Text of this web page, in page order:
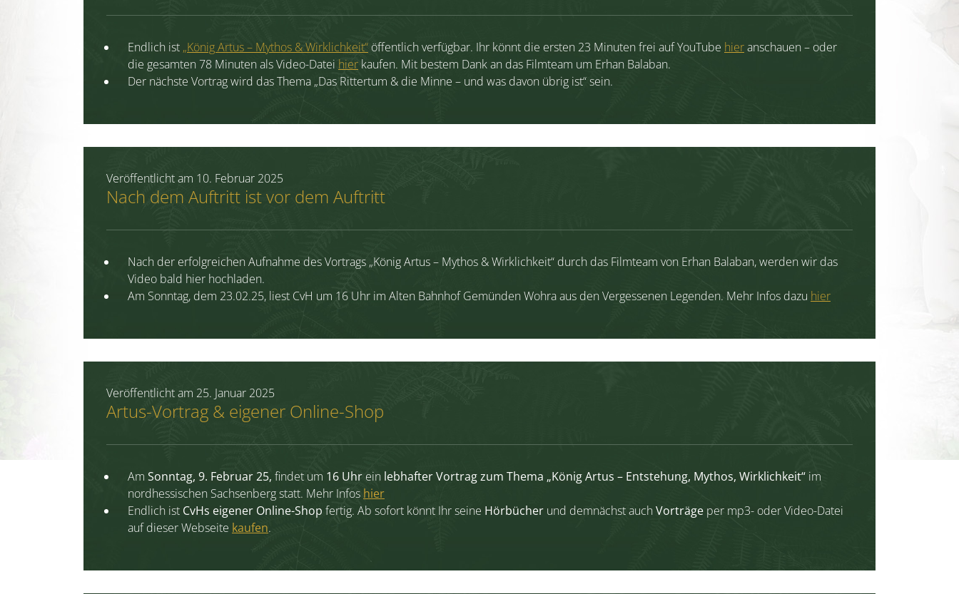
Endlich ist „König Artus – Mythos & Wirklichkeit“ öffentlich verfügbar. Ihr könnt die ersten 23 Minuten frei auf YouTube hieranschauen – oder
die gesamten 78 Minuten als Video-Datei hier kaufen. Mit bestem Dank an das Filmteam um Erhan Balaban.
Der nächste Vortrag wird das Thema „Das Rittertum & die Minne – und was davon übrig ist“ sein.
Veröffentlicht am 10. Februar 2025
Nach dem Auftritt ist vor dem Auftritt
Nach der erfolgreichen Aufnahme des Vortrags „König Artus – Mythos & Wirklichkeit“ durch das Filmteam von Erhan Balaban, werden wir das
Video bald hier hochladen.
Am Sonntag, dem 23.02.25, liest CvH um 16 Uhr im Alten Bahnhof Gemünden Wohra aus den Vergessenen Legenden. Mehr Infos dazu hier
Veröffentlicht am 25. Januar 2025
Artus-Vortrag & eigener Online-Shop
Am Sonntag, 9. Februar 25, findet um 16 Uhr ein lebhafter Vortrag zum Thema „König Artus – Entstehung, Mythos, Wirklichkeit“ im
nordhessischen Sachsenberg statt. Mehr Infos hier
Endlich ist CvHs eigener Online-Shop fertig. Ab sofort könnt Ihr seine Hörbücher und demnächst auchVorträge per mp3- oder Video-Datei
auf dieser Webseite kaufen.